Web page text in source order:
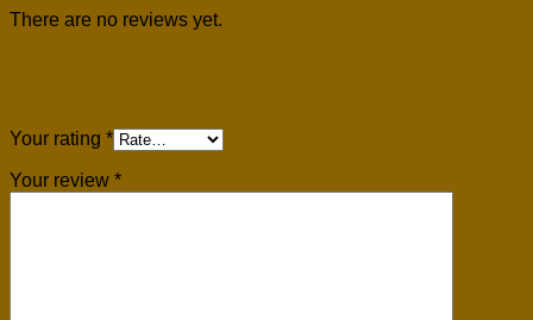
There are no reviews yet.
Your rating *
Your review *